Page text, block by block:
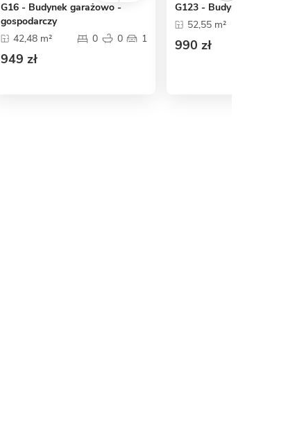
G16 - Budynek garażowo -
gospodarczy
42,48 m²
0 0 1
949 zł
G123 - Budynek garażowy
52,55 m²
990 zł